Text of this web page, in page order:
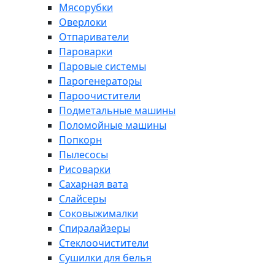
Мясорубки
Оверлоки
Отпариватели
Пароварки
Паровые системы
Парогенераторы
Пароочистители
Подметальные машины
Поломойные машины
Попкорн
Пылесосы
Рисоварки
Сахарная вата
Слайсеры
Соковыжималки
Спиралайзеры
Стеклоочистители
Сушилки для белья